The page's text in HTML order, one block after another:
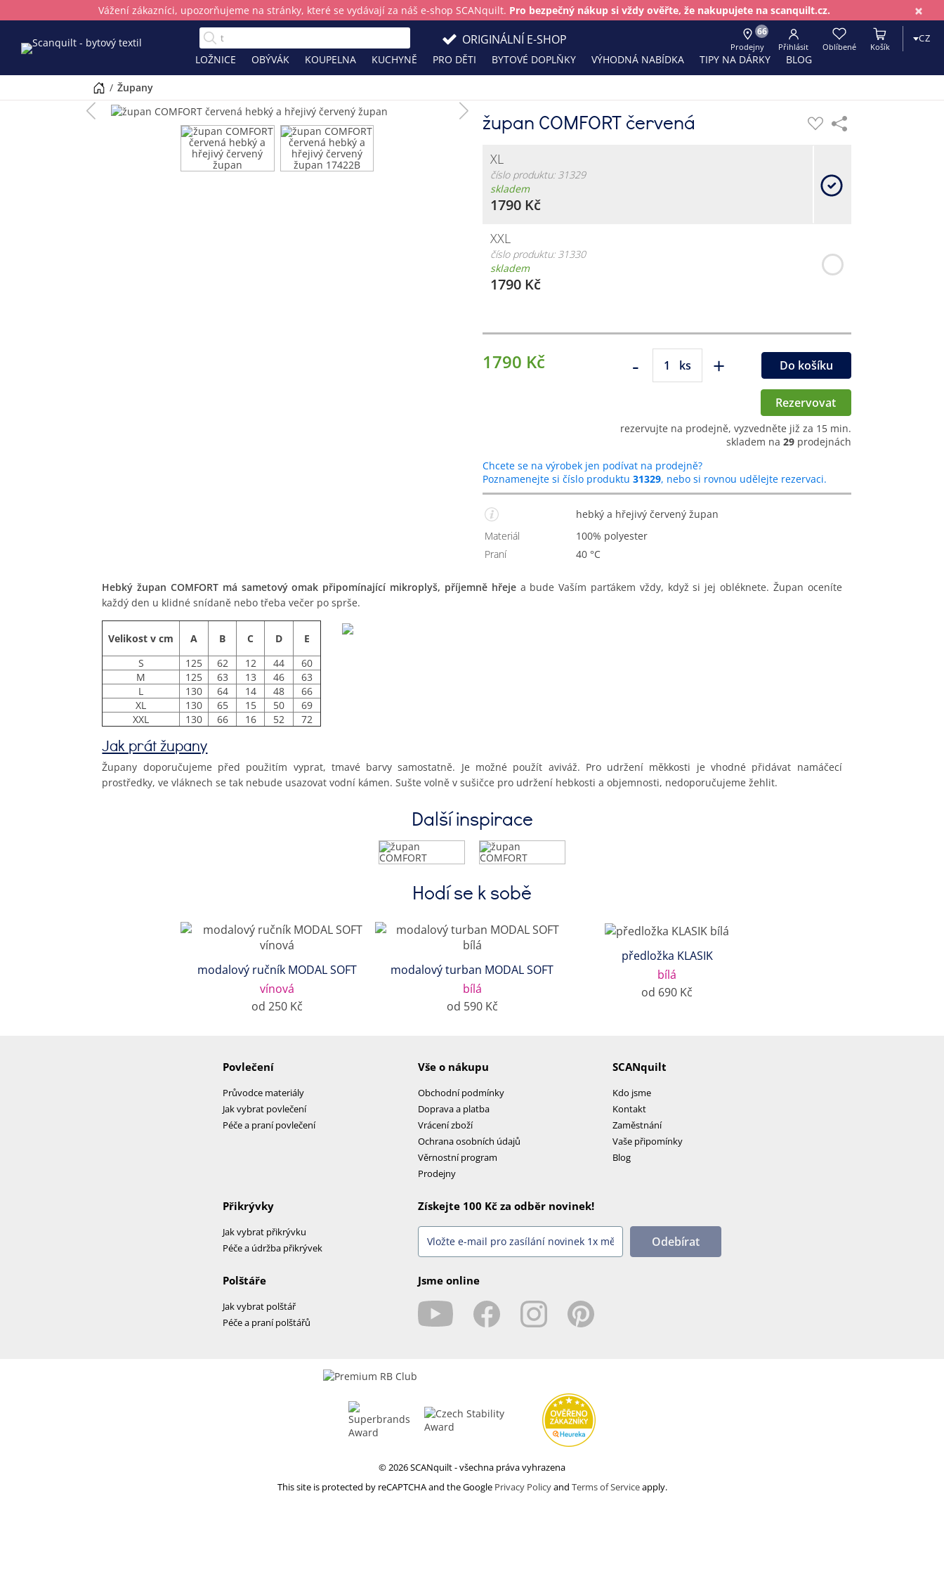
×
Vážení zákazníci, upozorňujeme na stránky, které se vydávají za náš e-shop SCANquilt. Pro bezpečný nákup si vždy ověřte, že nakupujete na scanquilt.cz.
LOŽNICE OBÝVÁK KOUPELNA KUCHYNĚ PRO DĚTI BYTOVÉ DOPLŇKY VÝHODNÁ NABÍDKA TIPY NA DÁRKY BLOG
66
Prodejny Přihlásit Oblíbené Košík
CZ
ORIGINÁLNÍ E-SHOP
/ župany
župan COMFORT červená
XL
číslo produktu: 31329
skladem
1790 Kč
XXL
číslo produktu: 31330
skladem
1790 Kč
1790 Kč - ks + Do košíku
Rezervovat
rezervujte na prodejně, vyzvedněte již za 15 min.
skladem na 29 prodejnách
Chcete se na výrobek jen podívat na prodejně?
Poznamenejte si číslo produktu 31329, nebo si rovnou udělejte rezervaci.
hebký a hřejivý červený župan
Materiál
100% polyester
Praní
40 °C
Hebký župan COMFORT má sametový omak připomínající mikroplyš, příjemně hřejea bude Vaším parťákem vždy, když si jej obléknete. Župan oceníte
každý den u klidné snídaně nebo třeba večer po sprše.
Velikost v cm A B C D
E
S
125 62 12 44
60
M
125 63 13 46
63
L
130 64 14 48
66
XL
130 65 15 50
69
XXL
130 66 16 52 72
Jak prát župany
Župany doporučujeme před použitím vyprat, tmavé barvy samostatně. Je možné použít aviváž. Pro udržení měkkosti je vhodné přidávat namáčecí
prostředky, ve vláknech se tak nebude usazovat vodní kámen. Sušte volně v sušičce pro udržení hebkosti a objemnosti, nedoporučujeme žehlit.
Další inspirace
Hodí se k sobě
modalový ručník MODAL SOFT
vínová
od 250 Kč
modalový turban MODAL SOFT
bílá
od 590 Kč
předložka KLASIK
bílá
od 690 Kč
Povlečení
Průvodce materiály
Jak vybrat povlečení
Péče a praní povlečení
Vše o nákupu
Obchodní podmínky
Doprava a platba
Vrácení zboží
Ochrana osobních údajů
Věrnostní program
Prodejny
SCANquilt
Kdo jsme
Kontakt
Zaměstnání
Vaše připomínky
Blog
Přikrývky
Jak vybrat přikrývku
Péče a údržba přikrývek
Polštáře
Jak vybrat polštář
Péče a praní polštářů
Získejte 100 Kč za odběr novinek!
Odebírat
Jsme online
© 2026 SCANquilt - všechna práva vyhrazena
This site is protected by reCAPTCHA and the Google Privacy Policyand Terms of Serviceapply.